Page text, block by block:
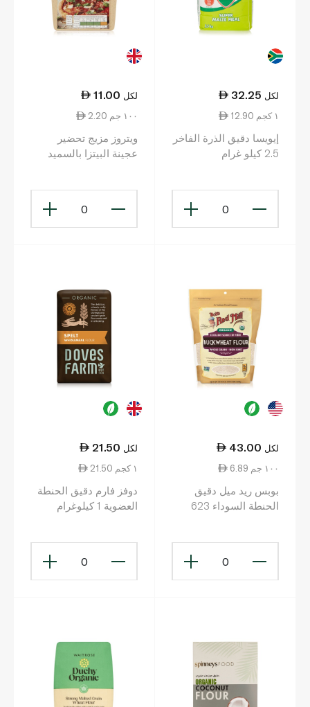
32.25 لكل
12.90 ١ كجم
إيويسا دقيق الذرة الفاخر
2.5 كيلو غرام
0
11.00 لكل
2.20 ١٠٠ جم
ويتروز مزيج تحضير
عجينة البيتزا بالسميد
0
43.00 لكل
6.89 ١٠٠ جم
بوبس ريد ميل دقيق
الحنطة السوداء 623
0
21.50 لكل
21.50 ١ كجم
دوفز فارم دقيق الحنطة
العضوية 1 كيلوغرام
0